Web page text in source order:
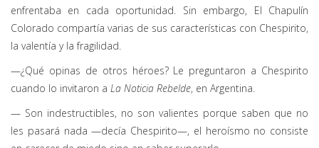
enfrentaba en cada oportunidad. Sin embargo, El Chapulín
Colorado compartía varias de sus características con Chespirito,
la valentía y la fragilidad.
—¿Qué opinas de otros héroes? Le preguntaron a Chespirito
cuando lo invitaron a La Noticia Rebelde, en Argentina.
— Son indestructibles, no son valientes porque saben que no
les pasará nada —decía Chespirito—, el heroísmo no consiste